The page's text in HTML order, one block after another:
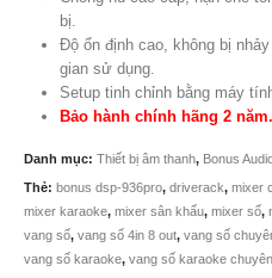
bị.
Độ ổn định cao, không bị
gian sử dụng.
Setup tinh chỉnh bằng máy
Bảo hành chính hãng 2 năm.
Danh mục: Thiết bị âm thanh, Bonus
Thẻ: bonus dsp-936pro, driverack, mixer
mixer karaoke, mixer sân khấu, mixer số,
vang số, vang số 4in 8 out, vang số
vang số karaoke, vang số karaoke